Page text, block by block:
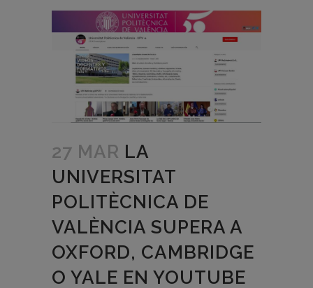
27 MAR LA
UNIVERSITAT
POLITÈCNICA DE
VALÈNCIA SUPERA A
OXFORD, CAMBRIDGE
O YALE EN YOUTUBE